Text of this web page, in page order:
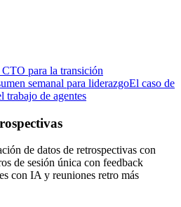
para la transición
semanal para liderazgoEl caso de
trabajo de agentes
de datos de retrospectivas con
de sesión única con feedback
con IA y reuniones retro más